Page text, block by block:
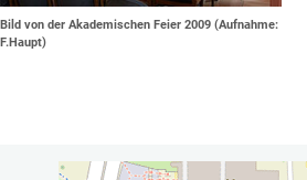
Bild von der Akademischen Feier 2009 (Aufnahme:
F.Haupt)